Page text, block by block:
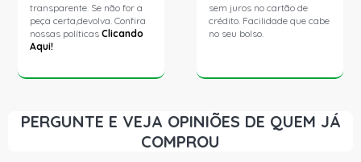
transparente. Se não for a
peça certa,devolva. Confira
nossas políticasClicando
Aqui!
sem juros no cartão de
crédito. Facilidade que cabe
no seu bolso.
PERGUNTE E VEJA OPINIÕES DE QUEM JÁ
COMPROU